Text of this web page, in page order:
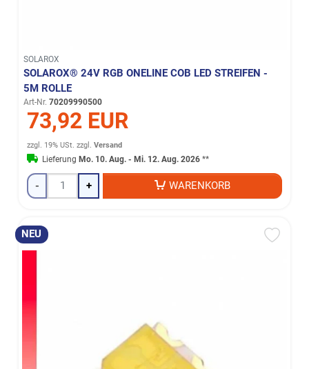
SOLAROX
SOLAROX® 24V RGB ONELINE COB LED STREIFEN -
5M ROLLE
Art-Nr. 70209990500
73,92 EUR
zzgl. 19% USt. zzgl.Versand
Lieferung Mo. 10. Aug. - Mi. 12. Aug. 2026 **
- + WARENKORB
NEU